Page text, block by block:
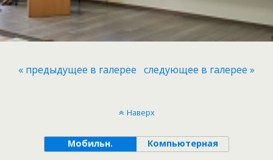
« предыдущее в галерее следующее в галерее »
Наверх
Мобильн. Компьютерная